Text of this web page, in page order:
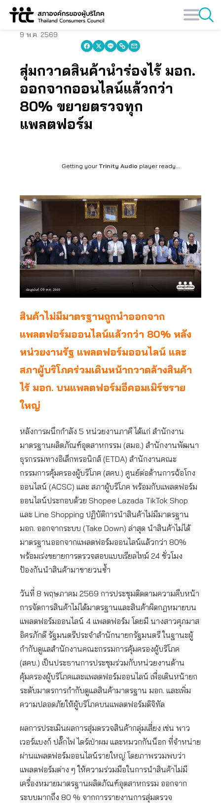
Skip
9 พ.ค. 2569
สุ่มกวาดสินค้านำร่องไร้ มอก.
ออกจากออนไลน์แล้วกว่า
80% ขยายตรวจทุก
แพลตฟอร์ม
Getting your Trinity Audio player ready...
สินค้าไม่มีมาตรฐานถูกนำออกจาก
แพลตฟอร์มออนไลน์แล้วกว่า 80% หลัง
หน่วยงานรัฐ แพลตฟอร์มออนไลน์ และ
สภาผู้บริโภคร่วมเดินหน้ากวาดล้างสินค้า
ไร้ มอก. บนแพลตฟอร์มอีคอมเมิร์ซราย
ใหญ่
หลังการผนึกกำลัง 5 หน่วยงานภาคี ได้แก่ สำนักงาน
มาตรฐานผลิตภัณฑ์อุตสาหกรรม (สมอ.) สำนักงานพัฒนา
ธุรกรรมทางอิเล็กทรอนิกส์ (ETDA) สำนักงานคณะ
กรรมการคุ้มครองผู้บริโภค (สคบ.) ศูนย์ต่อต้านการฉ้อโกง
ออนไลน์ (ACSC) และ สภาผู้บริโภค พร้อมกับแพลตฟอร์ม
ออนไลน์ประกอบด้วย Shopee Lazada TikTok Shop
และ Line Shopping ปฏิบัติการนำสินค้าไม่มีมาตรฐาน
มอก. ออกจากระบบ (Take Down) ล่าสุด นำสินค้าไม่ได้
มาตรฐานออกจากแพลตฟอร์มออนไลน์แล้วกว่า 80%
พร้อมเร่งขยายการตรวจสอบแบบเรียลไทม์ 24 ชั่วโมง
ป้องกันนำสินค้ามาขายวนซ้ำ
วันที่ 8 พฤษภาคม 2569 การประชุมติดตามความคืบหน้า
การจัดการสินค้าไม่ได้มาตรฐานและสินค้าผิดกฎหมายบน
แพลตฟอร์มออนไลน์ 4 แพลตฟอร์ม โดยมี นางสาวศุภมาส
อิศรภักดี รัฐมนตรีประจำสำนักนายกรัฐมนตรี ในฐานะผู้
กำกับดูแลสำนักงานคณะกรรมการคุ้มครองผู้บริโภค
(สคบ.) เป็นประธานการประชุมร่วมกับหน่วยงานด้าน
คุ้มครองผู้บริโภคและแพลตฟอร์มออนไลน์ เพื่อเดินหน้ายก
ระดับมาตรการกำกับดูแลสินค้ามาตรฐาน มอก. และเพิ่ม
ความปลอดภัยให้ผู้บริโภคบนแพลตฟอร์มดิจิทัล
ผลการประเมินผลการสุ่มตรวจสินค้ากลุ่มเสี่ยง เช่น พาว
เวอร์แบงก์ ปลั๊กไฟ ไดร์เป่าผม และหมวกกันน็อก ที่จำหน่าย
ผ่านแพลตฟอร์มออนไลน์รายใหญ่ โดยภาพรวมพบว่า
แพลตฟอร์มต่าง ๆ ให้ความร่วมมือในการนำสินค้าไม่มี
เครื่องหมายมาตรฐานผลิตภัณฑ์อุตสาหกรรม ออกจาก
ระบบมากถึง 80 % จากการรายงานการสุ่มตรวจ